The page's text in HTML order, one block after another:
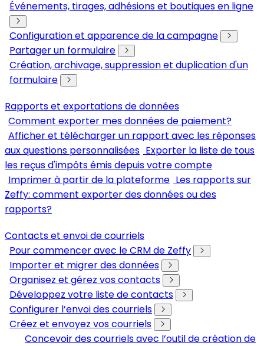
Événements, tirages, adhésions et boutiques en ligne
Configuration et apparence de la campagne
Partager un formulaire
Création, archivage, suppression et duplication d'un
formulaire
Rapports et exportations de données
Comment exporter mes données de paiement?
Afficher et télécharger un rapport avec les réponses
aux questions personnalisées Exporter la liste de tous
les reçus d'impôts émis depuis votre compte
Imprimer à partir de la plateforme Les rapports sur
Zeffy: comment exporter des données ou des
rapports?
Contacts et envoi de courriels
Pour commencer avec le CRM de Zeffy
Importer et migrer des données
Organisez et gérez vos contacts
Développez votre liste de contacts
Configurer l’envoi des courriels
Créez et envoyez vos courriels
Concevoir des courriels avec l’outil de création de